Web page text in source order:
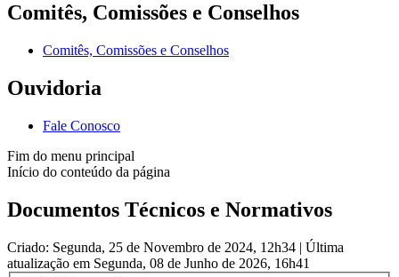
Comitês, Comissões e Conselhos
Comitês, Comissões e Conselhos
Ouvidoria
Fale Conosco
Fim do menu principal
Início do conteúdo da página
Documentos Técnicos e Normativos
Criado: Segunda, 25 de Novembro de 2024, 12h34 | Última
atualização em Segunda, 08 de Junho de 2026, 16h41